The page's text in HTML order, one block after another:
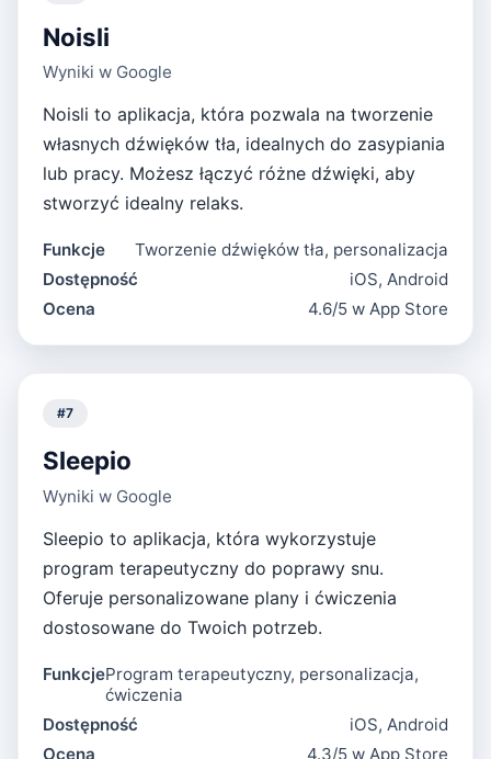
Noisli
Wyniki w Google
Noisli to aplikacja, która pozwala na tworzenie
własnych dźwięków tła, idealnych do zasypiania
lub pracy. Możesz łączyć różne dźwięki, aby
stworzyć idealny relaks.
Funkcje
Tworzenie dźwięków tła, personalizacja
Dostępność
iOS, Android
Ocena
4.6/5 w App Store
#7
Sleepio
Wyniki w Google
Sleepio to aplikacja, która wykorzystuje
program terapeutyczny do poprawy snu.
Oferuje personalizowane plany i ćwiczenia
dostosowane do Twoich potrzeb.
FunkcjeProgram terapeutyczny, personalizacja,
ćwiczenia
Dostępność
iOS, Android
Ocena
4.3/5 w App Store